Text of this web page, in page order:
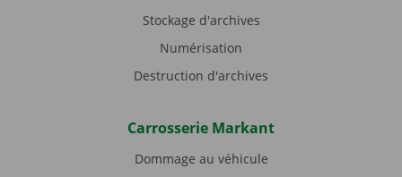
Stockage d'archives
Numérisation
Destruction d'archives
Carrosserie Markant
Dommage au véhicule